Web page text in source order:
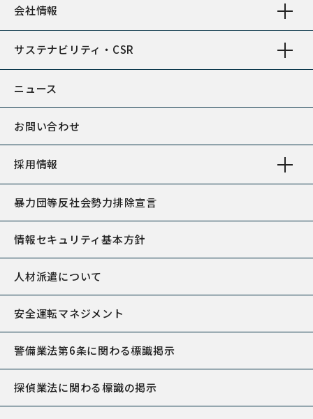
会社情報
サステナビリティ・CSR
ニュース
お問い合わせ
採用情報
暴力団等反社会勢力排除宣言
情報セキュリティ基本方針
人材派遣について
安全運転マネジメント
警備業法第6条に関わる標識掲示
探偵業法に関わる標識の掲示